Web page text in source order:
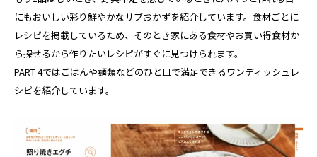
にもおいしい彩り鮮やかなサブおかずを紹介しています。食材ごとに
レシピを掲載しているため、そのとき家にある食材やお買い得食材か
ら探せるから作りたいレシピがすぐに見つけられます。
PART 4ではごはんや麺類などのひと皿で満足できるワンディッシュレ
シピを紹介しています。